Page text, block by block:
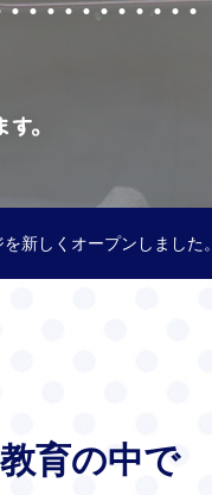
新しくオープンしました。
育の中で